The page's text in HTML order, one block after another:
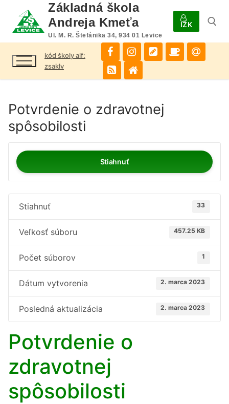
obsah
Základná škola
Andreja Kmeťa
Ul. M. R. Štefánika 34, 934 01 Levice
IŽK
Hľadať:
kód školy alf:
zsaklv
Potvrdenie o zdravotnej
spôsobilosti
Stiahnuť
Stiahnuť 33
Veľkosť súboru 457.25 KB
Počet súborov 1
Dátum vytvorenia 2. marca 2023
Posledná aktualizácia 2. marca 2023
Potvrdenie o
zdravotnej
spôsobilosti